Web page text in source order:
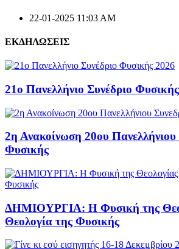
22-01-2025 11:03 AM
ΕΚΔΗΛΩΣΕΙΣ
21ο Πανελλήνιο Συνέδριο
2η Ανακοίνωση 20ου Πανελλήνιου
Φυσικής
ΔΗΜΙΟΥΡΓΙΑ: Η Φυσική της
Θεολογία της Φυσικής